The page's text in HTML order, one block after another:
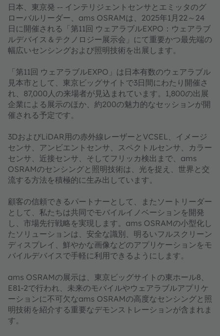
日本、東京発 -- インテリジェントセンサとエミッタのグ
ローバルリーダー、ams OSRAMは、2025年1月22～24
日に開催される「第11回 ウェアラブルEXPO：ウェアラブ
ルデバイス＆テクノロジー展示会」にて重要かつ最先端の
幅広いセンシングおよび照明技術を出展します。
「第11回 ウェアラブルEXPO」は日本有数のウェアラブル
見本市として、東京ビッグサイトで3日間にわたり開催さ
れ、87,000人の来場者が見込まれています。1,800の出展
企業による展示のほか、約200の魅力的なセッションが開
催される予定です。
3DおよびLiDAR用の赤外線レーザーとVCSEL、イメージ
センサ、アンビエントセンサ、スペクトルセンサ、カラー
センサ、近接センサ、そしてフリッカ検出まで、ams
OSRAMのセンシングと照明技術は、光を捉え、世界と交
流する方法を積極的に生み出しています。
顧客の信頼できるパートナーとして、またソートリーダー
として、私たちは共同でモバイルイノベーションを開発
し、市場先行戦略を実現します。ams OSRAMの小型化し
たソリューションは、安全な識別、明るいフルスクリーン
ディスプレイ、鮮やかな画像などのアプリケーションをモ
バイルデバイスで手軽に利用できるようにします。
ams OSRAMの展示は、東京ビッグサイトの東ホール8、
E81-2で行われ、未来のモバイルやウェアラブルアプリケ
ーションに不可欠なams OSRAMの高度なセンシングと照
明技術を紹介する重要なデモンストレーションが含まれま
す。